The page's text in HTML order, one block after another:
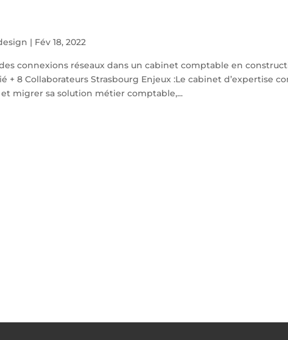
| Fév 18, 2022
connexions réseaux dans un cabinet comptable en
+ 8 Collaborateurs Strasbourg Enjeux :Le cabinet d’expertise
migrer sa solution métier comptable,...